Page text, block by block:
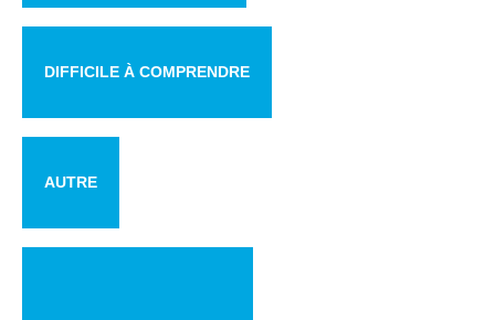
DIFFICILE À COMPRENDRE
AUTRE